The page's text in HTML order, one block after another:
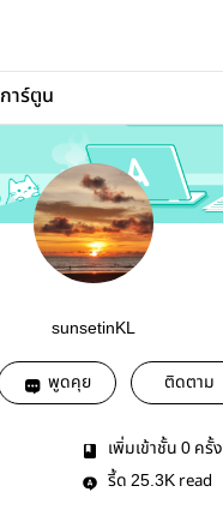
การ์ตูน
sunsetinKL
พูดคุย ติดตาม
เพิ่มเข้าชั้น 0 ครั้ง
รี้ด 25.3K read